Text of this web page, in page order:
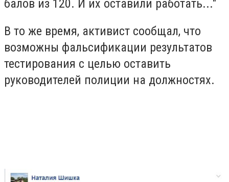
балов из 120. И их оставили работать..."
В то же время, активист сообщал, что
возможны фальсификации результатов
тестирования с целью оставить
руководителей полиции на должностях.